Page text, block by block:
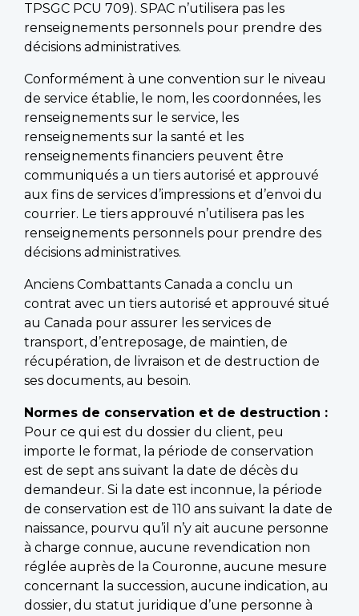
TPSGC PCU 709). SPAC n’utilisera pas les
renseignements personnels pour prendre des
décisions administratives.
Conformément à une convention sur le niveau
de service établie, le nom, les coordonnées, les
renseignements sur le service, les
renseignements sur la santé et les
renseignements financiers peuvent être
communiqués a un tiers autorisé et approuvé
aux fins de services d’impressions et d’envoi du
courrier. Le tiers approuvé n’utilisera pas les
renseignements personnels pour prendre des
décisions administratives.
Anciens Combattants Canada a conclu un
contrat avec un tiers autorisé et approuvé situé
au Canada pour assurer les services de
transport, d’entreposage, de maintien, de
récupération, de livraison et de destruction de
ses documents, au besoin.
Normes de conservation et de destruction :
Pour ce qui est du dossier du client, peu
importe le format, la période de conservation
est de sept ans suivant la date de décès du
demandeur. Si la date est inconnue, la période
de conservation est de 110 ans suivant la date de
naissance, pourvu qu’il n’y ait aucune personne
à charge connue, aucune revendication non
réglée auprès de la Couronne, aucune mesure
concernant la succession, aucune indication, au
dossier, du statut juridique d’une personne à